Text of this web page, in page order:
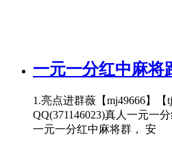
一元一分红中麻将
1.亮点进群薇【mj49666】【
QQ(371146023)真人一元一
一元一分红中麻将群， 安